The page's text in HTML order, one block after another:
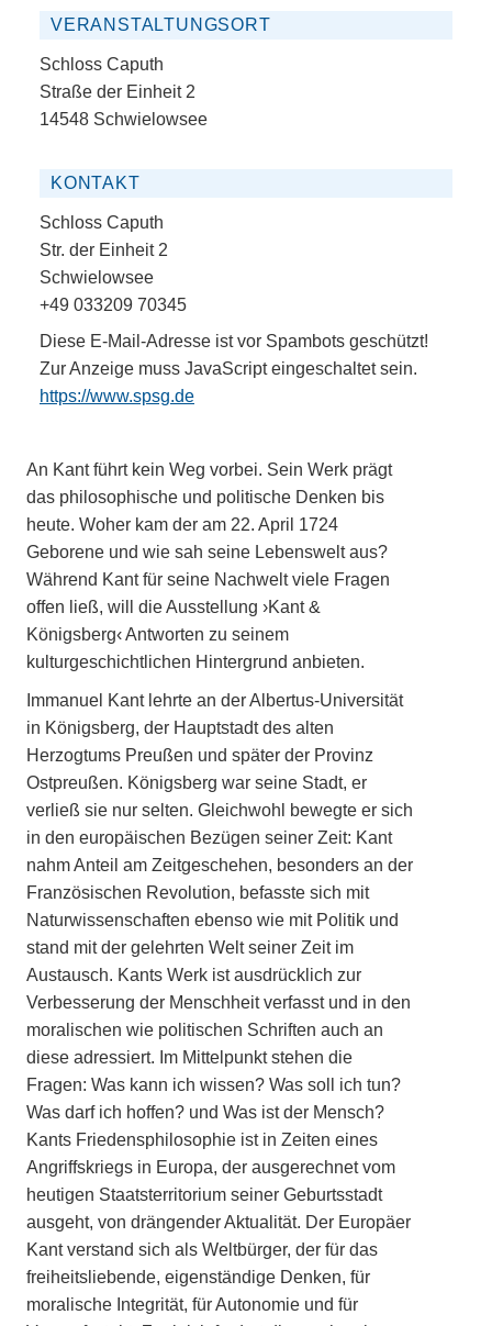
VERANSTALTUNGSORT
Schloss Caputh
Straße der Einheit 2
14548 Schwielowsee
KONTAKT
Schloss Caputh
Str. der Einheit 2
Schwielowsee
+49 033209 70345
Diese E-Mail-Adresse ist vor Spambots geschützt!
Zur Anzeige muss JavaScript eingeschaltet sein.
https://www.spsg.de
An Kant führt kein Weg vorbei. Sein Werk prägt
das philosophische und politische Denken bis
heute. Woher kam der am 22. April 1724
Geborene und wie sah seine Lebenswelt aus?
Während Kant für seine Nachwelt viele Fragen
offen ließ, will die Ausstellung ›Kant &
Königsberg‹ Antworten zu seinem
kulturgeschichtlichen Hintergrund anbieten.
Immanuel Kant lehrte an der Albertus-Universität
in Königsberg, der Hauptstadt des alten
Herzogtums Preußen und später der Provinz
Ostpreußen. Königsberg war seine Stadt, er
verließ sie nur selten. Gleichwohl bewegte er sich
in den europäischen Bezügen seiner Zeit: Kant
nahm Anteil am Zeitgeschehen, besonders an der
Französischen Revolution, befasste sich mit
Naturwissenschaften ebenso wie mit Politik und
stand mit der gelehrten Welt seiner Zeit im
Austausch. Kants Werk ist ausdrücklich zur
Verbesserung der Menschheit verfasst und in den
moralischen wie politischen Schriften auch an
diese adressiert. Im Mittelpunkt stehen die
Fragen: Was kann ich wissen? Was soll ich tun?
Was darf ich hoffen? und Was ist der Mensch?
Kants Friedensphilosophie ist in Zeiten eines
Angriffskriegs in Europa, der ausgerechnet vom
heutigen Staatsterritorium seiner Geburtsstadt
ausgeht, von drängender Aktualität. Der Europäer
Kant verstand sich als Weltbürger, der für das
freiheitsliebende, eigenständige Denken, für
moralische Integrität, für Autonomie und für